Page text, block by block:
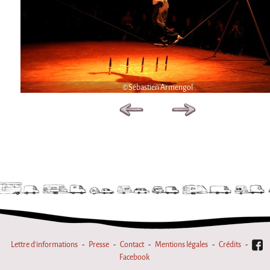
©Sébastien Armengol
Lettre d'informations Presse Contact Mentions légales
Crédits
Facebook